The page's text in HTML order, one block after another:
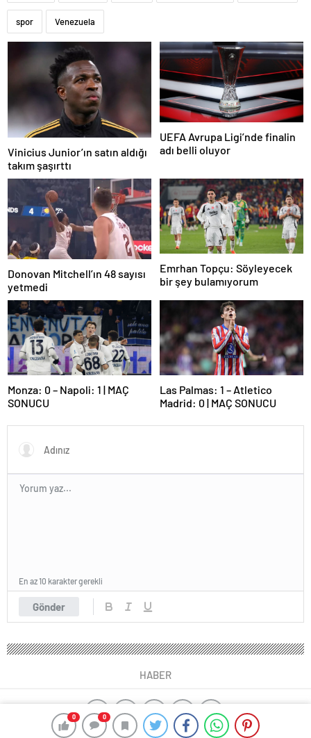
0 0
spor Venezuela
Vinicius Junior’ın satın aldığı
takım şaşırttı
UEFA Avrupa Ligi’nde finalin
adı belli oluyor
Donovan Mitchell’ın 48 sayısı
yetmedi
Emrhan Topçu: Söyleyecek
bir şey bulamıyorum
Monza: 0 – Napoli: 1 | MAÇ
SONUCU
Las Palmas: 1 – Atletico
Madrid: 0 | MAÇ SONUCU
Gönder
En az 10 karakter gerekli
HABER